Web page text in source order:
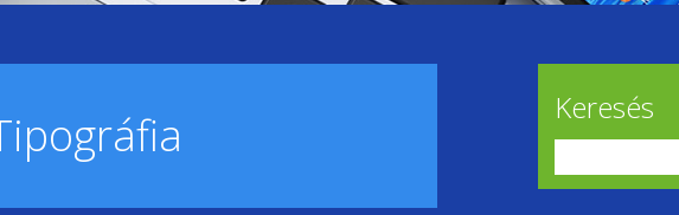
Keresés